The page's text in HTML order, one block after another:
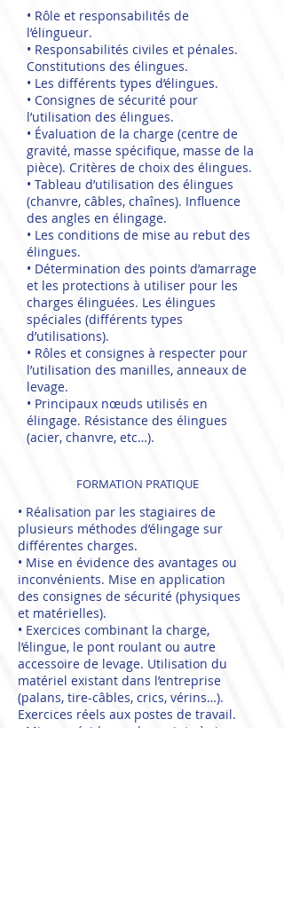
• Rôle et responsabilités de
l’élingueur.
• Responsabilités civiles et pénales.
Constitutions des élingues.
• Les différents types d’élingues.
• Consignes de sécurité pour
l’utilisation des élingues.
• Évaluation de la charge (centre de
gravité, masse spécifique, masse de la
pièce). Critères de choix des élingues.
• Tableau d’utilisation des élingues
(chanvre, câbles, chaînes). Influence
des angles en élingage.
• Les conditions de mise au rebut des
élingues.
• Détermination des points d’amarrage
et les protections à utiliser pour les
charges élinguées. Les élingues
spéciales (différents types
d’utilisations).
• Rôles et consignes à respecter pour
l’utilisation des manilles, anneaux de
levage.
• Principaux nœuds utilisés en
élingage. Résistance des élingues
(acier, chanvre, etc…).
FORMATION PRATIQUE
• Réalisation par les stagiaires de
plusieurs méthodes d’élingage sur
différentes charges.
• Mise en évidence des avantages ou
inconvénients. Mise en application
des consignes de sécurité (physiques
et matérielles).
• Exercices combinant la charge,
l’élingue, le pont roulant ou autre
accessoire de levage. Utilisation du
matériel existant dans l’entreprise
(palans, tire-câbles, crics, vérins…).
Exercices réels aux postes de travail.
• Mise en évidence des points à risque